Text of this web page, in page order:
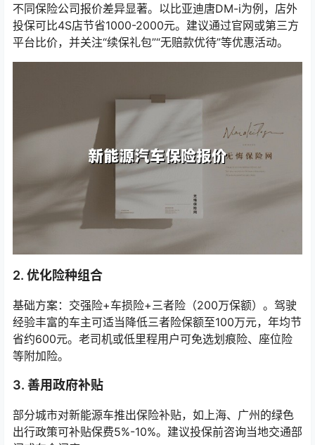
不同保险公司报价差异显著。以比亚迪唐DM-i为例，店外
投保可比4S店节省1000-2000元。建议通过官网或第三方
平台比价，并关注“续保礼包”“无赔款优待”等优惠活动。
2. 优化险种组合
基础方案：交强险+车损险+三者险（200万保额）。驾驶
经验丰富的车主可适当降低三者险保额至100万元，年均节
省约600元。老司机或低里程用户可免选划痕险、座位险
等附加险。
3. 善用政府补贴
部分城市对新能源车推出保险补贴，如上海、广州的绿色
出行政策可补贴保费5%-10%。建议投保前咨询当地交通部